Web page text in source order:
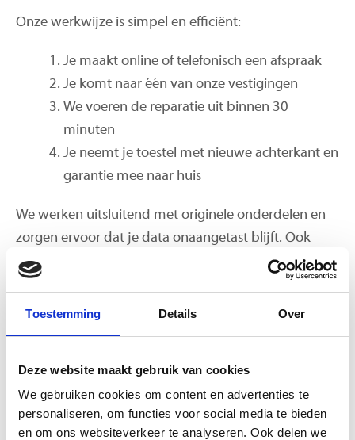
Toestemming Details Over
Deze website maakt gebruik van cookies
We gebruiken cookies om content en advertenties te
personaliseren, om functies voor social media te bieden
en om ons websiteverkeer te analyseren. Ook delen we
Onze werkwijze is simpel en efficiënt:
Je maakt online of telefonisch een afspraak
Je komt naar één van onze vestigingen
We voeren de reparatie uit binnen 30
minuten
Je neemt je toestel met nieuwe achterkant en
garantie mee naar huis
We werken uitsluitend met originele onderdelen en
zorgen ervoor dat je data onaangetast blijft. Ook
ontvang je altijd 12 maanden garantie op de
reparatie. Onze technici zijn gecertificeerd en hebben
jarenlange ervaring, zodat je iPhone in vertrouwde
Bij iPhone Kliniek kunt u terecht voor het vervangen
van de achterkant van uw iPhone in onze vestiging in
Rotterdam. Als u niet in de buurt van Rotterdam